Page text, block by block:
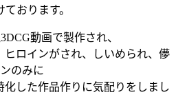
おります。
動画で製作され、
ヒロインがされ、しいめられ、儚
のみに
化した作品作りに気配りをしまし